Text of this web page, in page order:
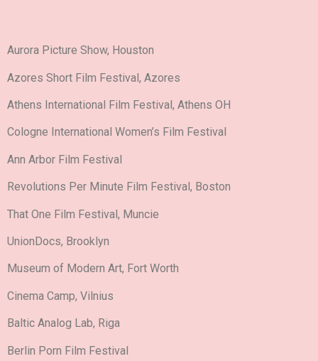
Aurora Picture Show, Houston
Azores Short Film Festival, Azores
Athens International Film Festival, Athens OH
Cologne International Women’s Film Festival
Ann Arbor Film Festival
Revolutions Per Minute Film Festival, Boston
That One Film Festival, Muncie
UnionDocs, Brooklyn
Museum of Modern Art, Fort Worth
Cinema Camp, Vilnius
Baltic Analog Lab, Riga
Berlin Porn Film Festival